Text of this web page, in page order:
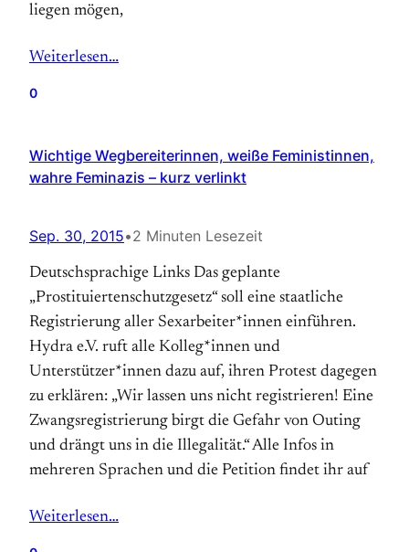
liegen mögen,
Weiterlesen…
0
Wichtige Wegbereiterinnen, weiße Feministinnen,
wahre Feminazis – kurz verlinkt
Sep. 30, 2015•2 Minuten Lesezeit
Deutschsprachige Links Das geplante
„Prostituiertenschutzgesetz“ soll eine staatliche
Registrierung aller Sexarbeiter*innen einführen.
Hydra e.V. ruft alle Kolleg*innen und
Unterstützer*innen dazu auf, ihren Protest dagegen
zu erklären: „Wir lassen uns nicht registrieren! Eine
Zwangsregistrierung birgt die Gefahr von Outing
und drängt uns in die Illegalität.“ Alle Infos in
mehreren Sprachen und die Petition findet ihr auf
Weiterlesen…